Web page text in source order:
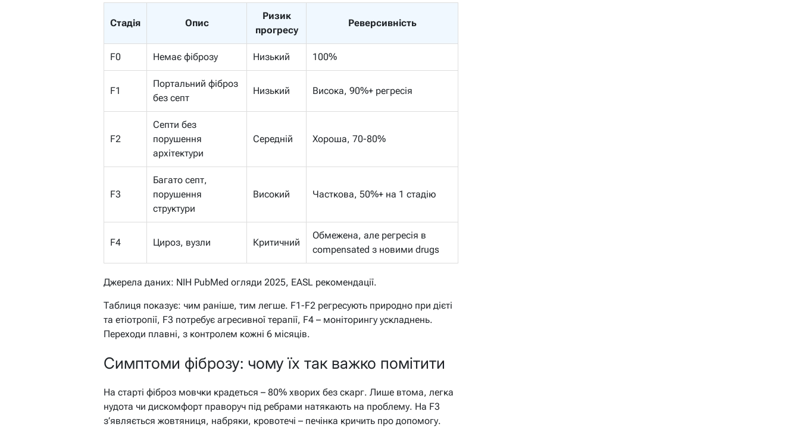
Стадія Опис
Ризик
прогресу
Реверсивність
F0 Немає фіброзу Низький 100%
F1
Портальний фіброз
без септ
Низький Висока, 90%+ регресія
F2
Септи без
порушення
архітектури
Середній Хороша, 70-80%
F3
Багато септ,
порушення
структури
Високий Часткова, 50%+ на 1 стадію
F4 Цироз, вузли Критичний
Обмежена, але регресія в
compensated з новими drugs
Джерела даних: NIH PubMed огляди 2025, EASL рекомендації.
Таблиця показує: чим раніше, тим легше. F1-F2 регресують природно при дієті
та етіотропії, F3 потребує агресивної терапії, F4 – моніторингу ускладнень.
Переходи плавні, з контролем кожні 6 місяців.
Симптоми фіброзу: чому їх так важко помітити
На старті фіброз мовчки крадеться – 80% хворих без скарг. Лише втома, легка
нудота чи дискомфорт праворуч під ребрами натякають на проблему. На F3
з’являється жовтяниця, набряки, кровотечі – печінка кричить про допомогу.